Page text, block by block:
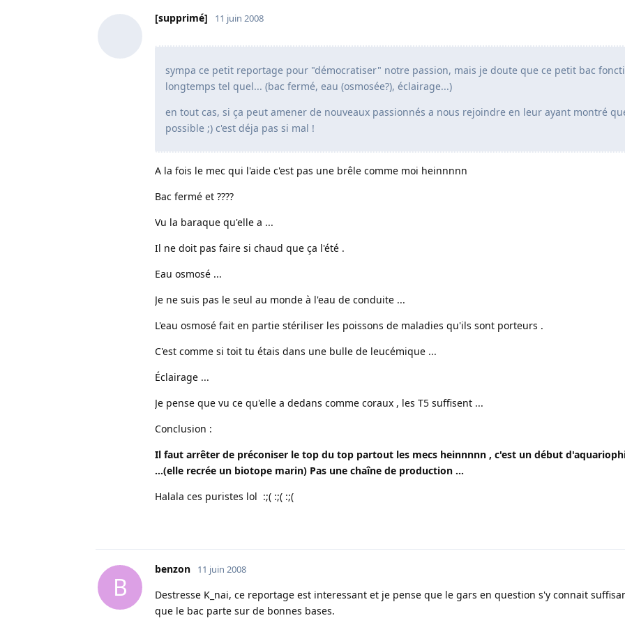
[supprimé] 11 juin 2008
sympa ce petit reportage pour "démocratiser" notre passion, mais je doute que ce petit bac
longtemps tel quel... (bac fermé, eau (osmosée?), éclairage...)
en tout cas, si ça peut amener de nouveaux passionnés a nous rejoindre en leur ayant montré
possible ;) c'est déja pas si mal !
A la fois le mec qui l'aide c'est pas une brêle comme moi heinnnnn
Bac fermé et ????
Vu la baraque qu'elle a ...
Il ne doit pas faire si chaud que ça l'été .
Eau osmosé ...
Je ne suis pas le seul au monde à l'eau de conduite ...
L'eau osmosé fait en partie stériliser les poissons de maladies qu'ils sont porteurs .
C'est comme si toit tu étais dans une bulle de leucémique ...
Éclairage ...
Je pense que vu ce qu'elle a dedans comme coraux , les T5 suffisent ...
Conclusion :
Il faut arrêter de préconiser le top du top partout les mecs heinnnnn , c'est un début
...(elle recrée un biotope marin) Pas une chaîne de production ...
Halala ces puristes lol :;( :;( :;(
B
benzon 11 juin 2008
Destresse K_nai, ce reportage est interessant et je pense que le gars en question s'y connait
que le bac parte sur de bonnes bases.